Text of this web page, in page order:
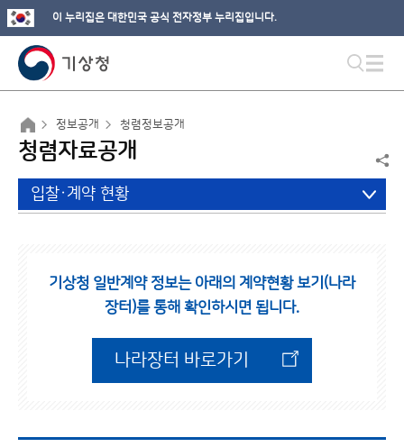
이 누리집은 대한민국 공식 전자정부 누리집입니다.
정보공개 청렴정보공개
청렴자료공개
입찰·계약 현황
기상청 일반계약 정보는 아래의 계약현황 보기(나라
장터)를 통해 확인하시면 됩니다.
나라장터 바로가기